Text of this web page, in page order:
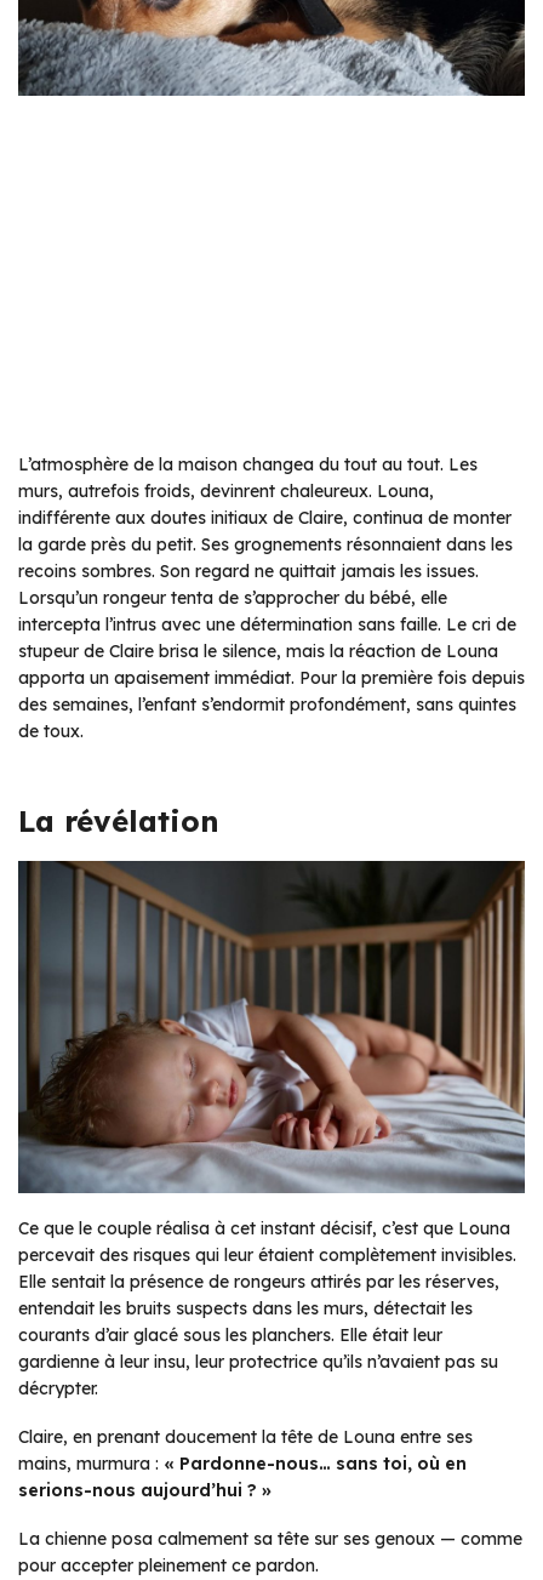
L’atmosphère de la maison changea du tout au tout. Les
murs, autrefois froids, devinrent chaleureux. Louna,
indifférente aux doutes initiaux de Claire, continua de monter
la garde près du petit. Ses grognements résonnaient dans les
recoins sombres. Son regard ne quittait jamais les issues.
Lorsqu’un rongeur tenta de s’approcher du bébé, elle
intercepta l’intrus avec une détermination sans faille. Le cri de
stupeur de Claire brisa le silence, mais la réaction de Louna
apporta un apaisement immédiat. Pour la première fois depuis
des semaines, l’enfant s’endormit profondément, sans quintes
de toux.
La révélation
Ce que le couple réalisa à cet instant décisif, c’est que Louna
percevait des risques qui leur étaient complètement invisibles.
Elle sentait la présence de rongeurs attirés par les réserves,
entendait les bruits suspects dans les murs, détectait les
courants d’air glacé sous les planchers. Elle était leur
gardienne à leur insu, leur protectrice qu’ils n’avaient pas su
décrypter.
Claire, en prenant doucement la tête de Louna entre ses
mains, murmura : « Pardonne-nous… sans toi, où en
serions-nous aujourd’hui ? »
La chienne posa calmement sa tête sur ses genoux — comme
pour accepter pleinement ce pardon.